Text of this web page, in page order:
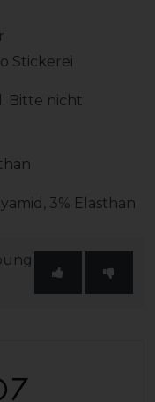
Stickerei
Bitte nicht
3% Elasthan